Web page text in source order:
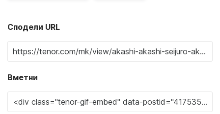
Сподели URL
Вметни